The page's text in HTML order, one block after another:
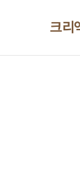
크리